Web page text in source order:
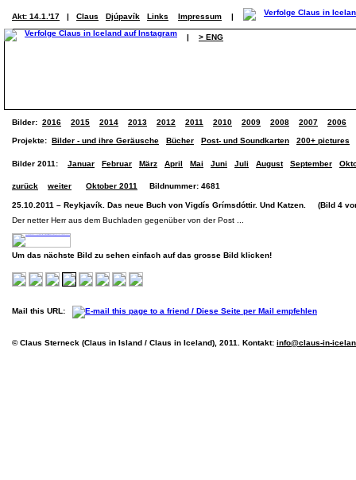
Akt: 14.1.'17 | Claus Djúpavík Links Impressum |
| > ENG
Bilder: 2016 2015 2014 2013 2012 2011 2010 2009 2008 2007 2006
Projekte: Bilder - und ihre Geräusche Bücher Post- und Soundkarten 200+ pictures
Bilder 2011: Januar Februar März April Mai Juni Juli August September
zurück weiter Oktober 2011 Bildnummer: 4681
25.10.2011 – Reykjavík. Das neue Buch von Vigdís Grímsdóttir. Und Katzen. (Bild 4
Der netter Herr aus dem Buchladen gegenüber von der Post ...
Um das nächste Bild zu sehen einfach auf das grosse Bild klicken!
Mail this URL:
© Claus Sterneck (Claus in Island / Claus in Iceland), 2011. Kontakt: info@claus-in-